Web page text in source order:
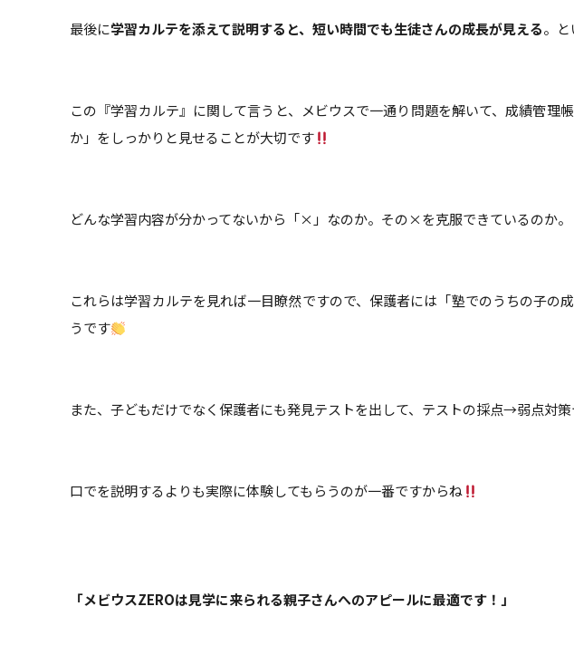
最後に学習カルテを添えて説明すると、短い時間でも生徒さんの成長が見える。
この『学習カルテ』に関して言うと、メビウスで一通り問題を解いて、成績管
か」をしっかりと見せることが大切です
どんな学習内容が分かってないから「×」なのか。その×を克服できているのか。
これらは学習カルテを見れば一目瞭然ですので、保護者には「塾でのうちの子の
うです
また、子どもだけでなく保護者にも発見テストを出して、テストの採点→弱点対
口でを説明するよりも実際に体験してもらうのが一番ですからね
「メビウスZEROは見学に来られる親子さんへのアピールに最適です！」